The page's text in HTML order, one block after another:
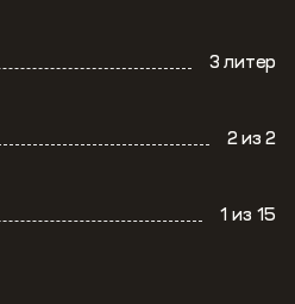
3 литер
2из 2
1из 15